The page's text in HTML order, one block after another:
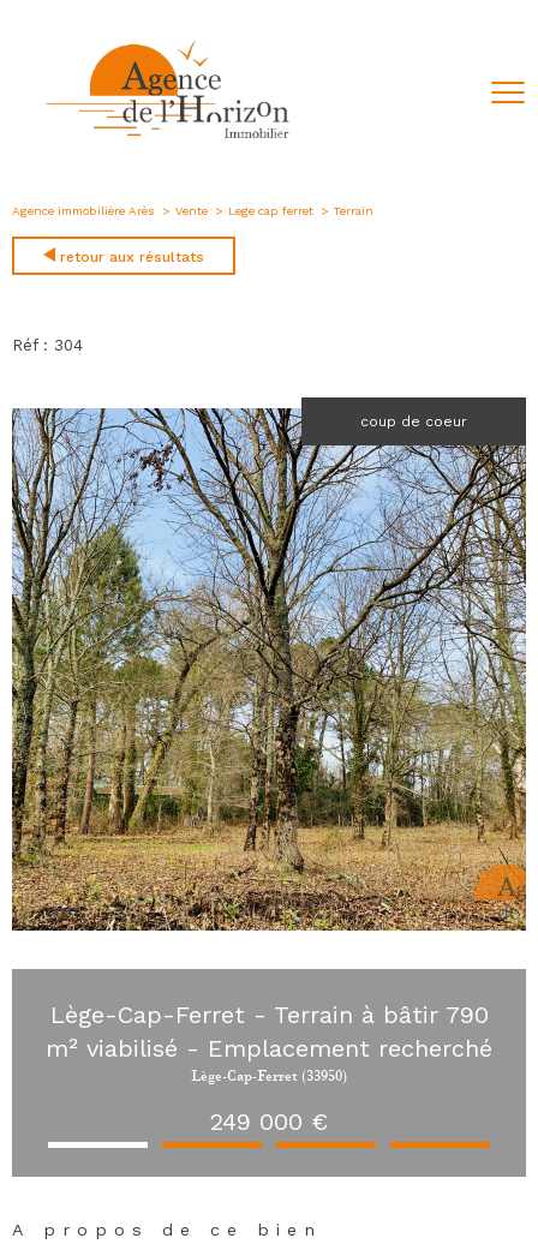
Agence immobilière Arès Vente Lege cap ferret Terrain
retour aux résultats
Réf : 304
coup de coeur
Lège-Cap-Ferret - Terrain à bâtir 790
m² viabilisé - Emplacement recherché
Lège-Cap-Ferret (33950)
249 000 €
A propos de ce bien